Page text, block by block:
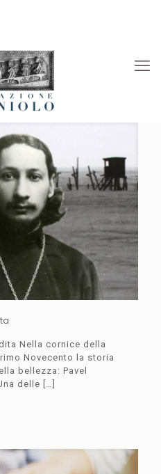
Nella cornice della
Novecento la storia
bellezza: Pavel
delle […]